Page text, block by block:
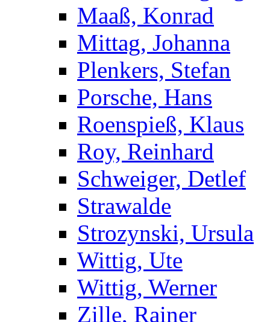
Maaß, Konrad
Mittag, Johanna
Plenkers, Stefan
Porsche, Hans
Roenspieß, Klaus
Roy, Reinhard
Schweiger, Detlef
Strawalde
Strozynski, Ursula
Wittig, Ute
Wittig, Werner
Zille, Rainer